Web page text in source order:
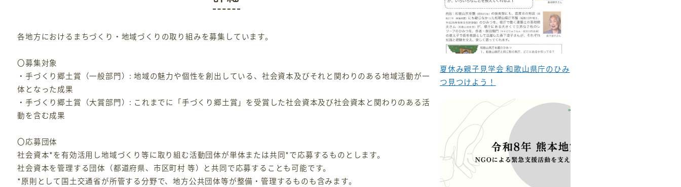
各地方におけるまちづくり・地域づくりの取り組みを募集しています。
〇募集対象
・手づくり郷土賞（一般部門）: 地域の魅力や個性を創出している、社会資本及びそれと関わりのある地域活動が一
体となった成果
・手づくり郷土賞（大賞部門）: これまでに「手づくり郷土賞」を受賞した社会資本及び社会資本と関わりのある活
動を含む成果
〇応募団体
社会資本*を有効活用し地域づくり等に取り組む活動団体が単体または共同*で応募するものとします。
社会資本を管理する団体（都道府県、市区町村 等）と共同で応募することも可能です。
*原則として国土交通省が所管する分野で、地方公共団体等が整備・管理するものも含みます。
夏休み親子見学会 和歌山県庁のひみ
つ見つけよう！